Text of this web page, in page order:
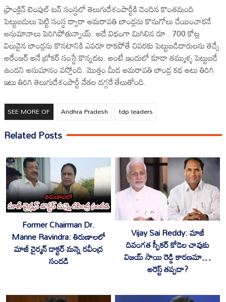
ఫ్రాంక్లిన్ టెంపుల్ ట‌న్ సంస్ద‌లో తెలుగుదేశంపార్టీకి చెందిన కొంత‌మంది
పెట్టుబ‌డులు పెట్టి సంస్ధ ద్వారా అమ‌రావ‌తి బాండ్ల‌ను కొనుగోలు చేయించార‌నే
అనుమానాలు పెరిగిపోతున్నాయ్. అదే విధంగా మిగిలిన రూ . 700 కోట్ల
విలువైన బాండ్ల‌ను కొన‌టానికి ఎవ‌రూ రాక‌పోతే చివ‌ర‌కు పెట్టుబడిదారుల‌ను తెచ్చే
అరేంజ‌ర్ అనే బ్రోక‌ర్ సంస్ధే కొన్న‌ద‌ట‌. అంటే ఇందులో కూడా త‌మ్ముళ్ళ పెట్టుబ‌డే
ఉంద‌ని అనుమానం వ‌స్తోంది. మొత్తం మీద అమ‌రావ‌తి బాండ్ల క‌థ అటు తిరిగి
ఇటు తిరిగి తెలుగుదేశంపార్టీ నేత‌ల ద‌గ్గ‌రే తేలుతోంది.
SEE MORE OF Andhra Pradesh tdp leaders
Related Posts
Former Chairman Dr.
Manne Ravindra: తిరుణాలలో
మాజీ చైర్మన్ డాక్టర్ మన్నె రవీంద్ర
సందడి
Vijay Sai Reddy: మాజీ
దివంగత స్పీకర్ కోడెల చావుకు
విజయ్ సాయి రెడ్డి కారణమా…
అరెస్ట్ తప్పదా?